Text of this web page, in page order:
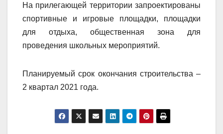
На прилегающей территории запроектированы
спортивные и игровые площадки, площадки
для отдыха, общественная зона для
проведения школьных мероприятий.
Планируемый срок окончания строительства –
2 квартал 2021 года.